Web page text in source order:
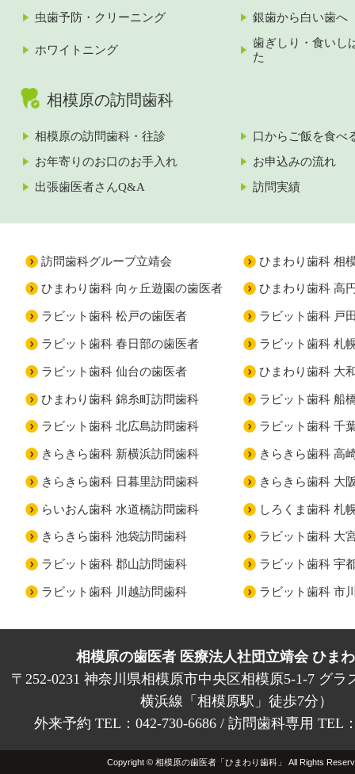
虫歯予防・クリーニング
銀歯から白い歯へ
ホワイトニング
歯ぎしり・食いし
た
相模原の訪問歯科
相模原の訪問歯科・往診
口からご飯を食べ
お年寄りのお口のお手入れ
お申込みの流れ
出張歯医者さんQ&A
訪問実績
訪問歯科グループ立靖会 ひまわり歯科 相
ひまわり歯科 向ヶ丘遊園の歯医者 ひまわり歯科 高
ラビット歯科 松戸の歯医者 ラビット歯科 戸
ラビット歯科 春日部の歯医者 ラビット歯科 札
ラビット歯科 仙台の歯医者 ひまわり歯科 大
ひまわり歯科 錦糸町訪問歯科 ラビット歯科 船
ラビット歯科 北広島訪問歯科 ラビット歯科 千
きらきら歯科 新横浜訪問歯科 きらきら歯科 高
きらきら歯科 日暮里訪問歯科 きらきら歯科 大
らいおん歯科 水道橋訪問歯科 しろくま歯科 札
きらきら歯科 池袋訪問歯科 ラビット歯科 大
ラビット歯科 郡山訪問歯科 ラビット歯科 宇
ラビット歯科 川越訪問歯科 ラビット歯科 市
相模原の歯医者 医療法人社団立靖会 ひま
〒252-0231 神奈川県相模原市中央区相模原5-1-7 グラ
横浜線「相模原駅」徒歩7分）
外来予約 TEL：042-730-6686 / 訪問歯科専用 TEL
Copyright © 相模原の歯医者「ひまわり歯科」 All Rights